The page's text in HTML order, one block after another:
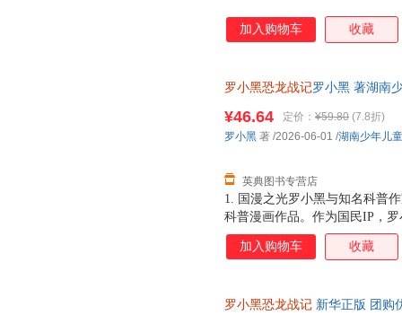
加入购物车 收藏
罗小黑恐龙战记罗小黑 著湖南
1. 国漫之光罗小黑与知名科普
科普漫画作品。作为国民IP，
动画于2011年开始播放，B站
3.15亿票房，同名漫画书2015
得主，中国古生物学会科普工
¥46.64 定价： ¥59.80 (7.8折)
英典图书专营店
罗小黑 著 /2026-06-01 /湖南少年儿
加入购物车 收藏
罗小黑恐龙战记 新华正版 团购